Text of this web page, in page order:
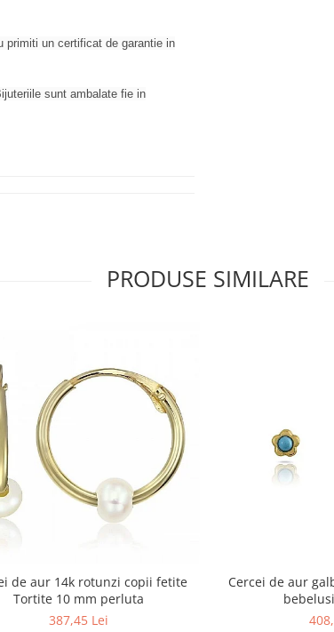
primiti un certificat de garantie in
sunt ambalate fie in
PRODUSE SIMILARE
de aur 14k rotunzi copii fetite
Tortite 10 mm perluta
387,45 Lei
Cercei de aur